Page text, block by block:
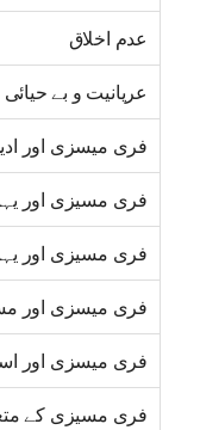
عدم اخلاق
عریانیت و بے حیائی
فری میسزی اور
فری مسیزی اور
فری مسیزی اور
فری میسزی اور
فری میسزی اور
فری مسیزی کے